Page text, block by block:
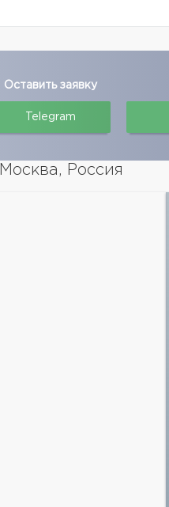
Оставить заявку
Telegram
Москва, Россия